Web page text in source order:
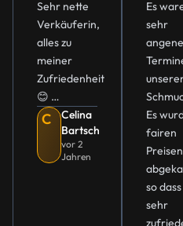
Sehr nette
Verkäuferin,
alles zu
meiner
Zufriedenheit
😊 …
C
Celina
Bartsch
vor 2
Jahren
Es
sehr
Es
fairen
so
sehr